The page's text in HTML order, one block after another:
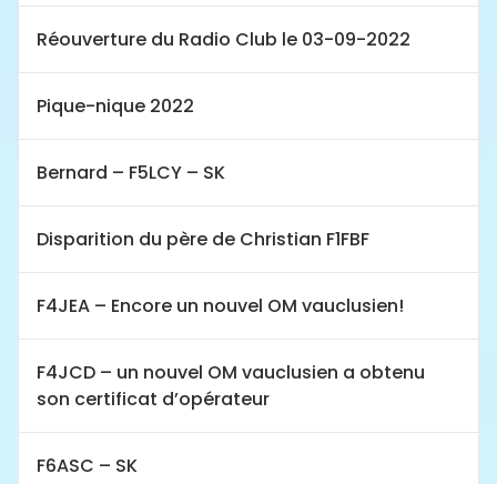
Réouverture du Radio Club le 03-09-2022
Pique-nique 2022
Bernard – F5LCY – SK
Disparition du père de Christian F1FBF
F4JEA – Encore un nouvel OM vauclusien!
F4JCD – un nouvel OM vauclusien a obtenu
son certificat d’opérateur
F6ASC – SK